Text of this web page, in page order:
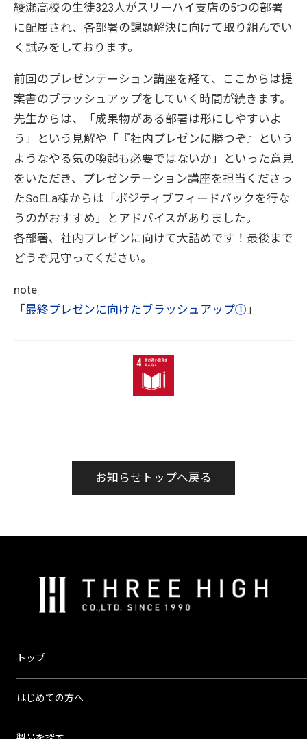
綾瀬高校の生徒323人がスリーハイ支店の5つの部署
に配属され、各部署の課題解決に向けて取り組んでい
く試みをしております。
前回のプレゼンテーション講座を経て、ここからは提
案書のブラッシュアップをしていく時間が続きます。
先生からは、「成果物がある部署は形にしやすいよ
う」という見解や「『社内プレゼンに勝つぞ』という
ようなやる気の喚起も必要ではないか」といった意見
をいただき、プレゼンテーション講座を担当くださっ
たSoELa様からは「ポジティブフィードバックを行な
うのがおすすめ」とアドバイスがありました。
各部署、社内プレゼンに向けて大詰めです！最後まで
どうぞ見守ってください。
note
「最終プレゼンに向けたブラッシュアップ① 」
お知らせトップへ戻る
式
ス
ハ
イ
トップ
はじめての方へ